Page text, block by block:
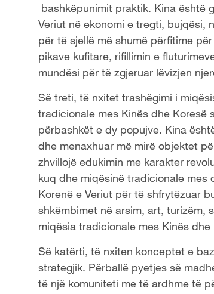
bashkëpunimit praktik. Kina është
Veriut në ekonomi e tregti, bujqësi,
për të sjellë më shumë përfitime
pikave kufitare, rifillimin e
mundësi për të zgjeruar lëvizjen
Së treti, të nxitet trashëgimi i
tradicionale mes Kinës dhe Koresë
përbashkët e dy popujve. Kina
dhe menaxhuar më mirë objektet
zhvillojë edukimin me karakter
kuq dhe miqësinë tradicionale mes
Korenë e Veriut për të shfrytëzuar
shkëmbimet në arsim, art, turizëm,
miqësia tradicionale mes Kinës
Së katërti, të nxiten konceptet e
strategjik. Përballë pyetjes së
të një komuniteti me të ardhme të